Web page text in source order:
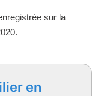
sur la
en